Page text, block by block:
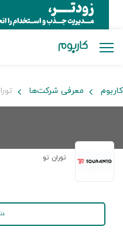
کاربوم معرفی شرکت‌ها
توران تو